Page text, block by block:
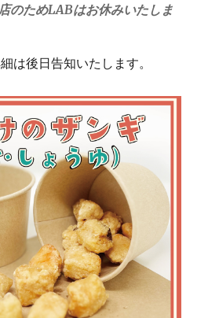
のためLABはお休みいたしま
は後日告知いたします。